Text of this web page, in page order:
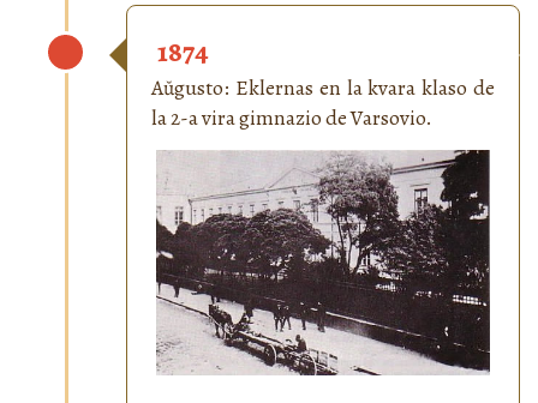
1874
Aŭgusto: Eklernas en la kvara klaso de
la 2-a vira gimnazio de Varsovio.